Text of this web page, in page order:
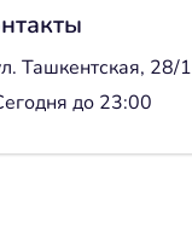
Ташкентская, 28/1
до 23:00